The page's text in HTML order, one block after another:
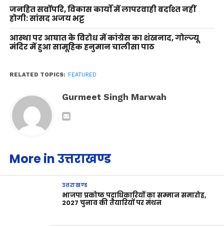
जनहित सर्वोपरि, विकास कार्यों में लापरवाही बर्दाश्त नहीं
होगी: सांसद अजय भट्ट
आस्था पर आघात के विरोध में कांग्रेस का शंखनाद, गोल्ज्यू
मंदिर में हुआ सामूहिक हनुमान चालीसा पाठ
RELATED TOPICS: FEATURED
Gurmeet Singh Marwah
More in उत्तराखण्ड
उत्तराखण्ड
भाजपा प्रकोष्ठ पदाधिकारियों का सम्मान समारोह,
2027 चुनाव की तैयारियों पर मंथन